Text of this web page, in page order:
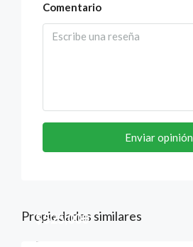
Comentario
Enviar opinión
Propiedades similares
$525,000